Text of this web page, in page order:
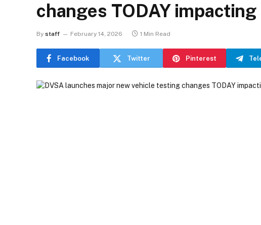
changes TODAY
By staff February 14, 2026 1 Min Read
Facebook Twitter Pinterest